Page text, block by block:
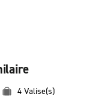
4 Valise(s)